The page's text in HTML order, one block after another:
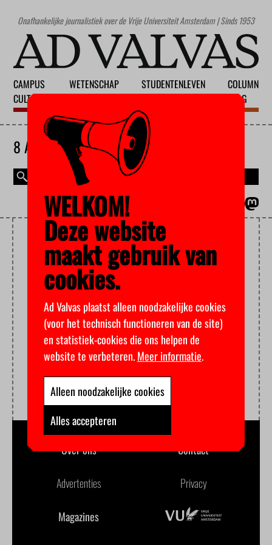
Onafhankelijke journalistiek over de Vrije Universiteit Amsterdam | Sinds 1953
CAMPUS
CULTUUR
WETENSCHAP
STUDENTENLEVEN
COLUMN
BLOG
8 AUGUSTUS 2026
ARIE STORM
Over ons Contact
Advertenties Privacy
Magazines
WELKOM!
Deze website
maakt gebruik van
cookies.
Ad Valvas plaatst alleen noodzakelijke cookies
(voor het technisch functioneren van de site)
en statistiek-cookies die ons helpen de
website te verbeteren.Meer informatie.
Alleen noodzakelijke cookies
Alles accepteren